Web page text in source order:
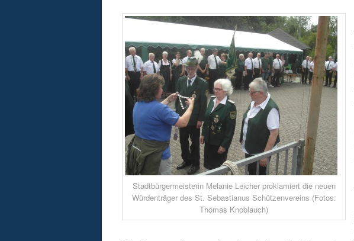
Stadtbürgermeisterin Melanie Leicher proklamiert die neuen
Würdenträger des St. Sebastianus Schützenvereins (Fotos:
Thomas Knoblauch)